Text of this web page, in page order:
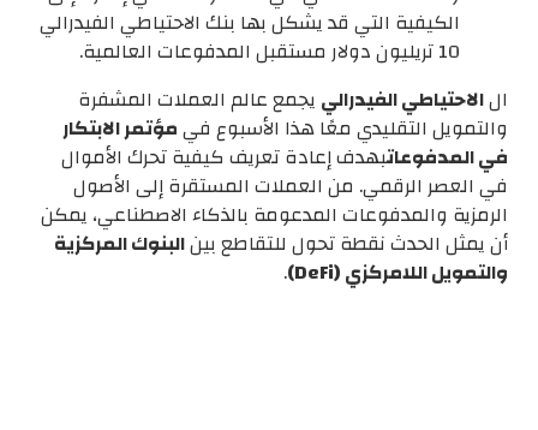
الكيفية التي قد يشكل بها بنك الاحتياطي الفيدرالي
10 تريليون دولار مستقبل المدفوعات العالمية
.
الالاحتياطي الفيدرالي يجمع عالم العملات المشفرة
والتمويل التقليدي معًا هذا الأسبوع فيمؤتمر الابتكار
في المدفوعاتبهدف إعادة تعريف كيفية تحرك الأموال
في العصر الرقمي. من العملات المستقرة إلى الأصول
الرمزية والمدفوعات المدعومة بالذكاء الاصطناعي، يمكن
أن يمثل الحدث نقطة تحول للتقاطع بينالبنوك المركزية
والتمويل اللامركزي (DeFi)
.